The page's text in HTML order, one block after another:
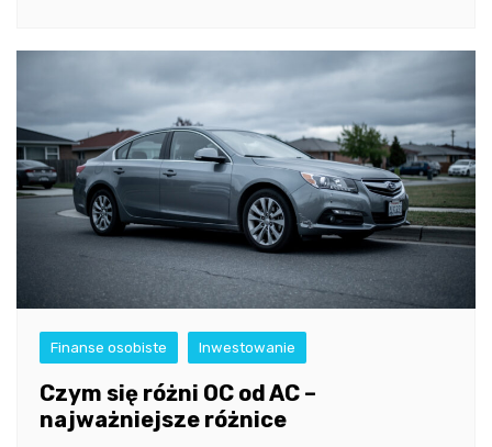
Finanse osobiste Inwestowanie
Czym się różni OC od AC –
najważniejsze różnice